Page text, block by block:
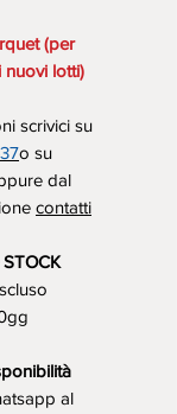
(per
lotti)
scrivici su
o su
dal
contatti
al